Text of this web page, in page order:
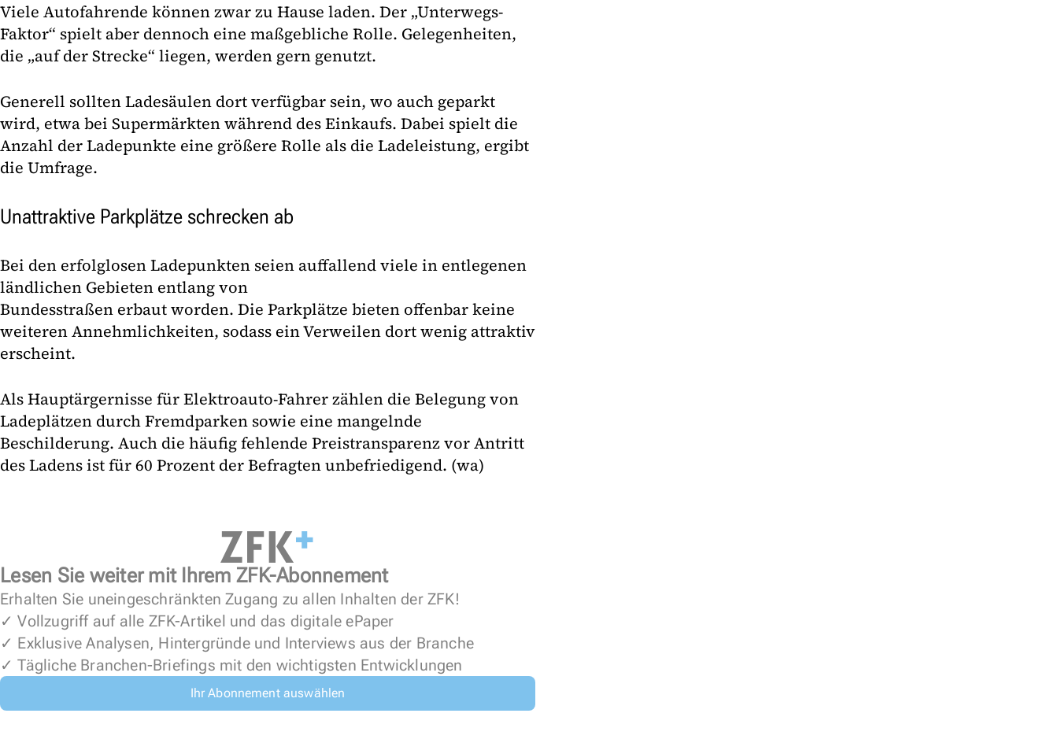
Viele Autofahrende können zwar zu Hause laden. Der „Unterwegs-
Faktor“ spielt aber dennoch eine maßgebliche Rolle. Gelegenheiten,
die „auf der Strecke“ liegen, werden gern genutzt.
Generell sollten Ladesäulen dort verfügbar sein, wo auch geparkt
wird, etwa bei Supermärkten während des Einkaufs. Dabei spielt die
Anzahl der Ladepunkte eine größere Rolle als die Ladeleistung, ergibt
die Umfrage.
Unattraktive Parkplätze schrecken ab
Bei den erfolglosen Ladepunkten seien auffallend viele in entlegenen
ländlichen Gebieten entlang von
Bundesstraßen erbaut worden. Die Parkplätze bieten offenbar keine
weiteren Annehmlichkeiten, sodass ein Verweilen dort wenig attraktiv
erscheint.
Als Hauptärgernisse für Elektroauto-Fahrer zählen die Belegung von
Ladeplätzen durch Fremdparken sowie eine mangelnde
Beschilderung. Auch die häufig fehlende Preistransparenz vor Antritt
des Ladens ist für 60 Prozent der Befragten unbefriedigend. (wa)
Lesen Sie weiter mit Ihrem ZFK-Abonnement
Erhalten Sie uneingeschränkten Zugang zu allen Inhalten der ZFK!
✓ Vollzugriff auf alle ZFK-Artikel und das digitale ePaper
✓ Exklusive Analysen, Hintergründe und Interviews aus der Branche
✓ Tägliche Branchen-Briefings mit den wichtigsten Entwicklungen
Ihr Abonnement auswählen